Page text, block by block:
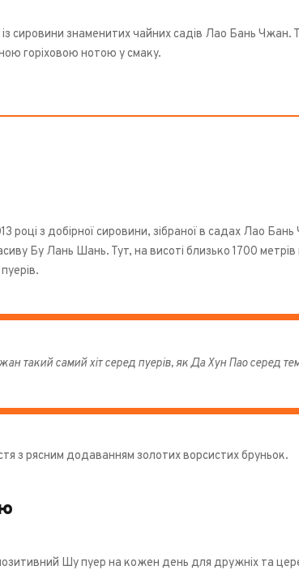
сировини знаменитих чайних садів Лао Бань
горіховою нотою у смаку.
році з добірної сировини, зібраної в садах Лао
Бу Лань Шань. Тут, на висоті близько 1700
такий самий хіт серед пуерів, як Да Хун Пао серед
з рясним додаванням золотих ворсистих бруньок.
Шу пуер на кожен день для дружніх та